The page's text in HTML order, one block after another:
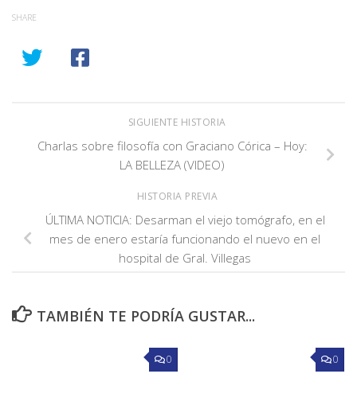
SHARE
SIGUIENTE HISTORIA
Charlas sobre filosofía con Graciano Córica – Hoy:
LA BELLEZA (VIDEO)
HISTORIA PREVIA
ÚLTIMA NOTICIA: Desarman el viejo tomógrafo, en el
mes de enero estaría funcionando el nuevo en el
hospital de Gral. Villegas
TAMBIÉN TE PODRÍA GUSTAR...
0 0